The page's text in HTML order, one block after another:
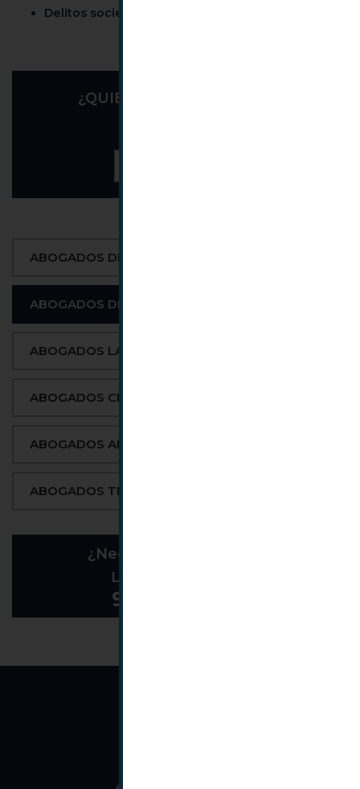
Delitos societarios
¿QUIERES HACERNOS UNA
ABOGADOS DE FAMILIA
ABOGADOS DE EMPRESA
ABOGADOS LABORALES
ABOGADOS CIVILES
ABOGADOS ADMINISTRACIÓN PÚBLICA
ABOGADOS TICS
¿Necesitas un abogado?
LLAMA AHORA AL
944 07 62 94